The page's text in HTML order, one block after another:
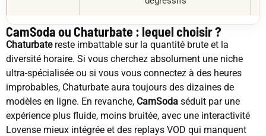
CamSoda ou Chaturbate : lequel choisir ?
Chaturbatereste imbattable sur la quantité brute et la
diversité horaire. Si vous cherchez absolument une niche
ultra-spécialisée ou si vous vous connectez à des heures
improbables, Chaturbate aura toujours des dizaines de
modèles en ligne. En revanche, CamSoda séduit par une
expérience plus fluide, moins bruitée, avec une interactivité
Lovense mieux intégrée et des replays VOD qui manquent